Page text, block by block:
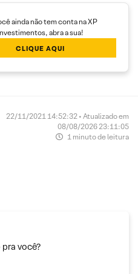
ainda não tem conta na XP
abra a sua!
CLIQUE AQUI
22/11/2021 14:52:32 • Atualizado em
08/08/2026 23:11:05
1 minuto de leitura
você?